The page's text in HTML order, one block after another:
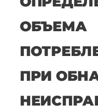
ОБЪЕМА
ПРИ